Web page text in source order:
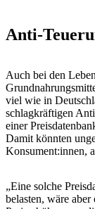
Anti-
Auch bei den
viel wie in
schlagkräftigen
einer
Damit könnten
Konsument:innen,
„Eine solche
belasten, wäre